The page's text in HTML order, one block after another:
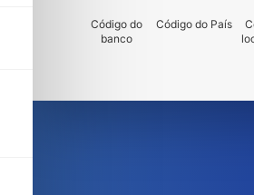
Código do
banco
Código do País